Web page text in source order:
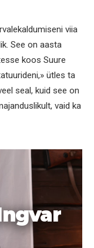
viia
See on aasta
koos Suure
ütles ta
seal, kuid see on
vaid ka